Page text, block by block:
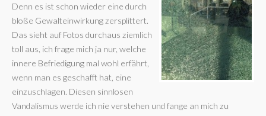
Denn es ist schon wieder eine durch
bloße Gewalteinwirkung zersplittert.
Das sieht auf Fotos durchaus ziemlich
toll aus, ich frage mich ja nur, welche
innere Befriedigung mal wohl erfährt,
wenn man es geschafft hat, eine
einzuschlagen. Diesen sinnlosen
Vandalismus werde ich nie verstehen und fange an mich zu